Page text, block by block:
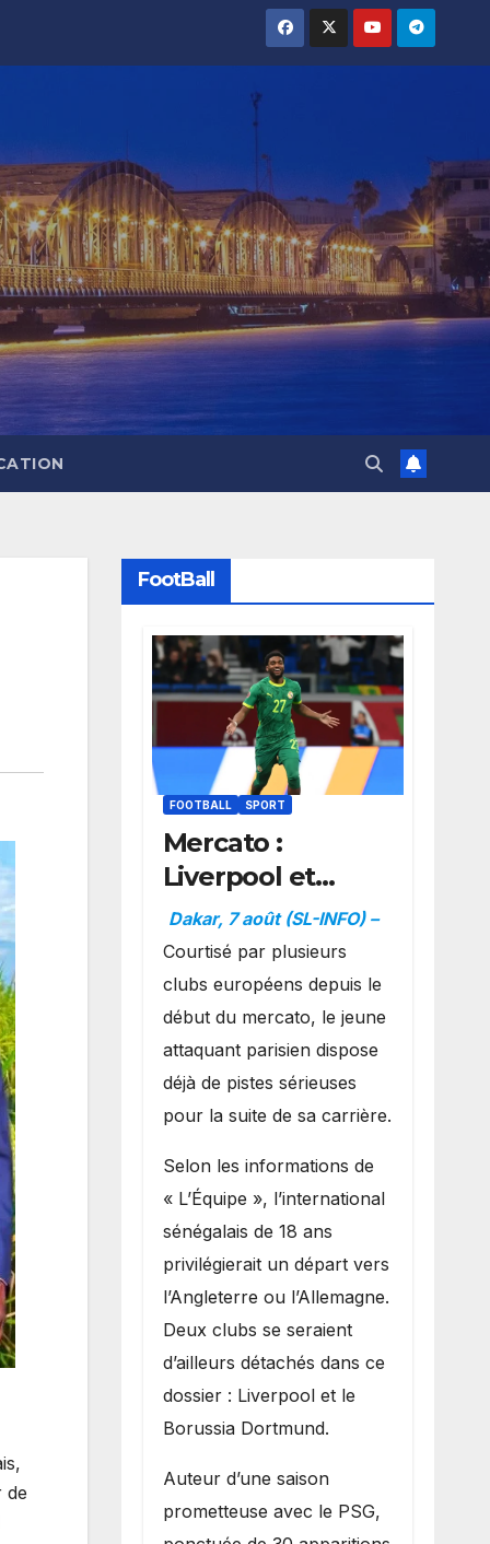
de
FootBall
FOOTBALL SPORT
Mercato :
Liverpool et
Dortmund se
positionnent en
favoris pour
recruter Ibrahim
Mbaye
Dakar, 7 août (SL-INFO) –
Courtisé par plusieurs
clubs européens depuis le
début du mercato, le jeune
attaquant parisien dispose
déjà de pistes sérieuses
pour la suite de sa carrière.
Selon les informations de
« L’Équipe », l’international
sénégalais de 18 ans
privilégierait un départ vers
l’Angleterre ou l’Allemagne.
Deux clubs se seraient
d’ailleurs détachés dans ce
dossier : Liverpool et le
Borussia Dortmund.
Auteur d’une saison
prometteuse avec le PSG,